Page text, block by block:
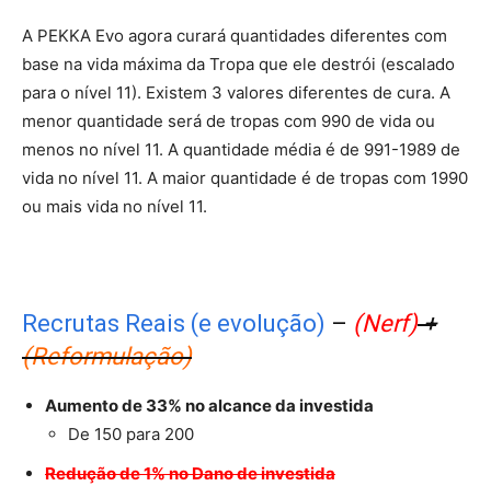
A PEKKA Evo agora curará quantidades diferentes com
base na vida máxima da Tropa que ele destrói (escalado
para o nível 11). Existem 3 valores diferentes de cura. A
menor quantidade será de tropas com 990 de vida ou
menos no nível 11. A quantidade média é de 991-1989 de
vida no nível 11. A maior quantidade é de tropas com 1990
ou mais vida no nível 11.
Recrutas Reais (e evolução) – (Nerf)+
(Reformulação)
Aumento de 33% no alcance da investida
De 150 para 200
Redução de 1% no Dano de investida